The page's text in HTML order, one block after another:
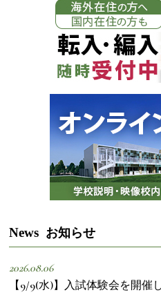
News お知らせ
2026.08.06
【9/9(水)】入試体験会を開催